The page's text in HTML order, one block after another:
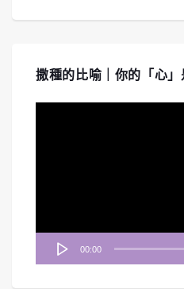
撒種的比喻｜你的「心
00:00